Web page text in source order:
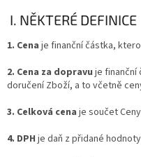
I. NĚKTERÉ DEFINICE
1. Cena je finanční částka,
2. Cena za dopravu je finanční
doručení Zboží, a to včetně
3. Celková cena je součet
4. DPH je daň z přidané